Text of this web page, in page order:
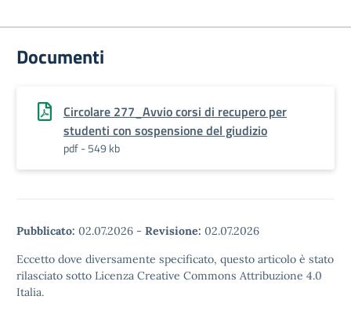
Documenti
Circolare 277_Avvio corsi di recupero per
studenti con sospensione del giudizio
pdf - 549 kb
Pubblicato: 02.07.2026 - Revisione: 02.07.2026
Eccetto dove diversamente specificato, questo articolo è stato
rilasciato sotto Licenza Creative Commons Attribuzione 4.0
Italia.